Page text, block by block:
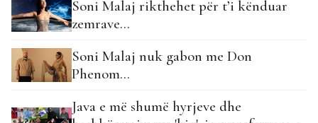
Soni Malaj rikthehet për t’i kënduar
zemrave…
Soni Malaj nuk gabon me Don
Phenom…
Java e më shumë hyrjeve dhe